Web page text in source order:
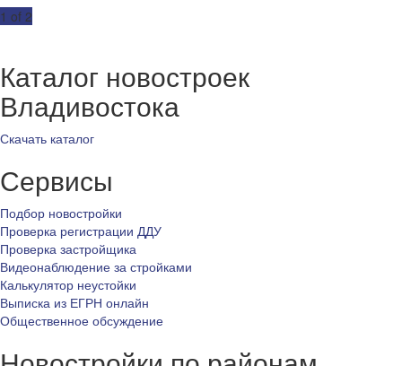
Post
navigation
1 of 2
Каталог новостроек
Владивостока
Скачать каталог
Сервисы
Подбор новостройки
Проверка регистрации ДДУ
Проверка застройщика
Видеонаблюдение за стройками
Калькулятор неустойки
Выписка из ЕГРН онлайн
Общественное обсуждение